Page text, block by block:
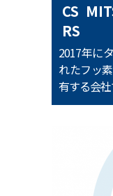
CS
RS
2017年に
れたフッ
有する会社